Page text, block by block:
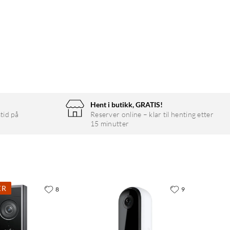
på
Hent i butikk, GRATIS!
Reserver online – klar til henting etter
15 minutter
8 9